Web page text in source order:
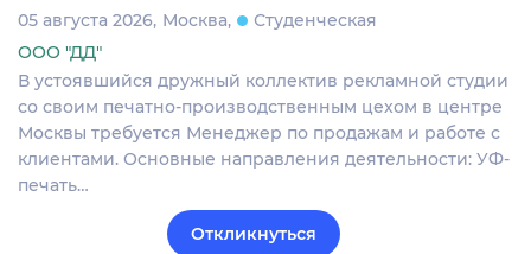
05 августа 2026 Москва
Студенческая
ООО "ДД"
В устоявшийся дружный коллектив рекламной студии
со своим печатно-производственным цехом в центре
Москвы требуется Менеджер по продажам и работе с
клиентами. Основные направления деятельности: УФ-
печать…
Откликнуться